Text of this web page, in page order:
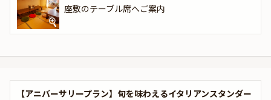
座敷のテーブル席へご案内
【アニバーサリープラン】旬を味わえるイタリアンスタンダー